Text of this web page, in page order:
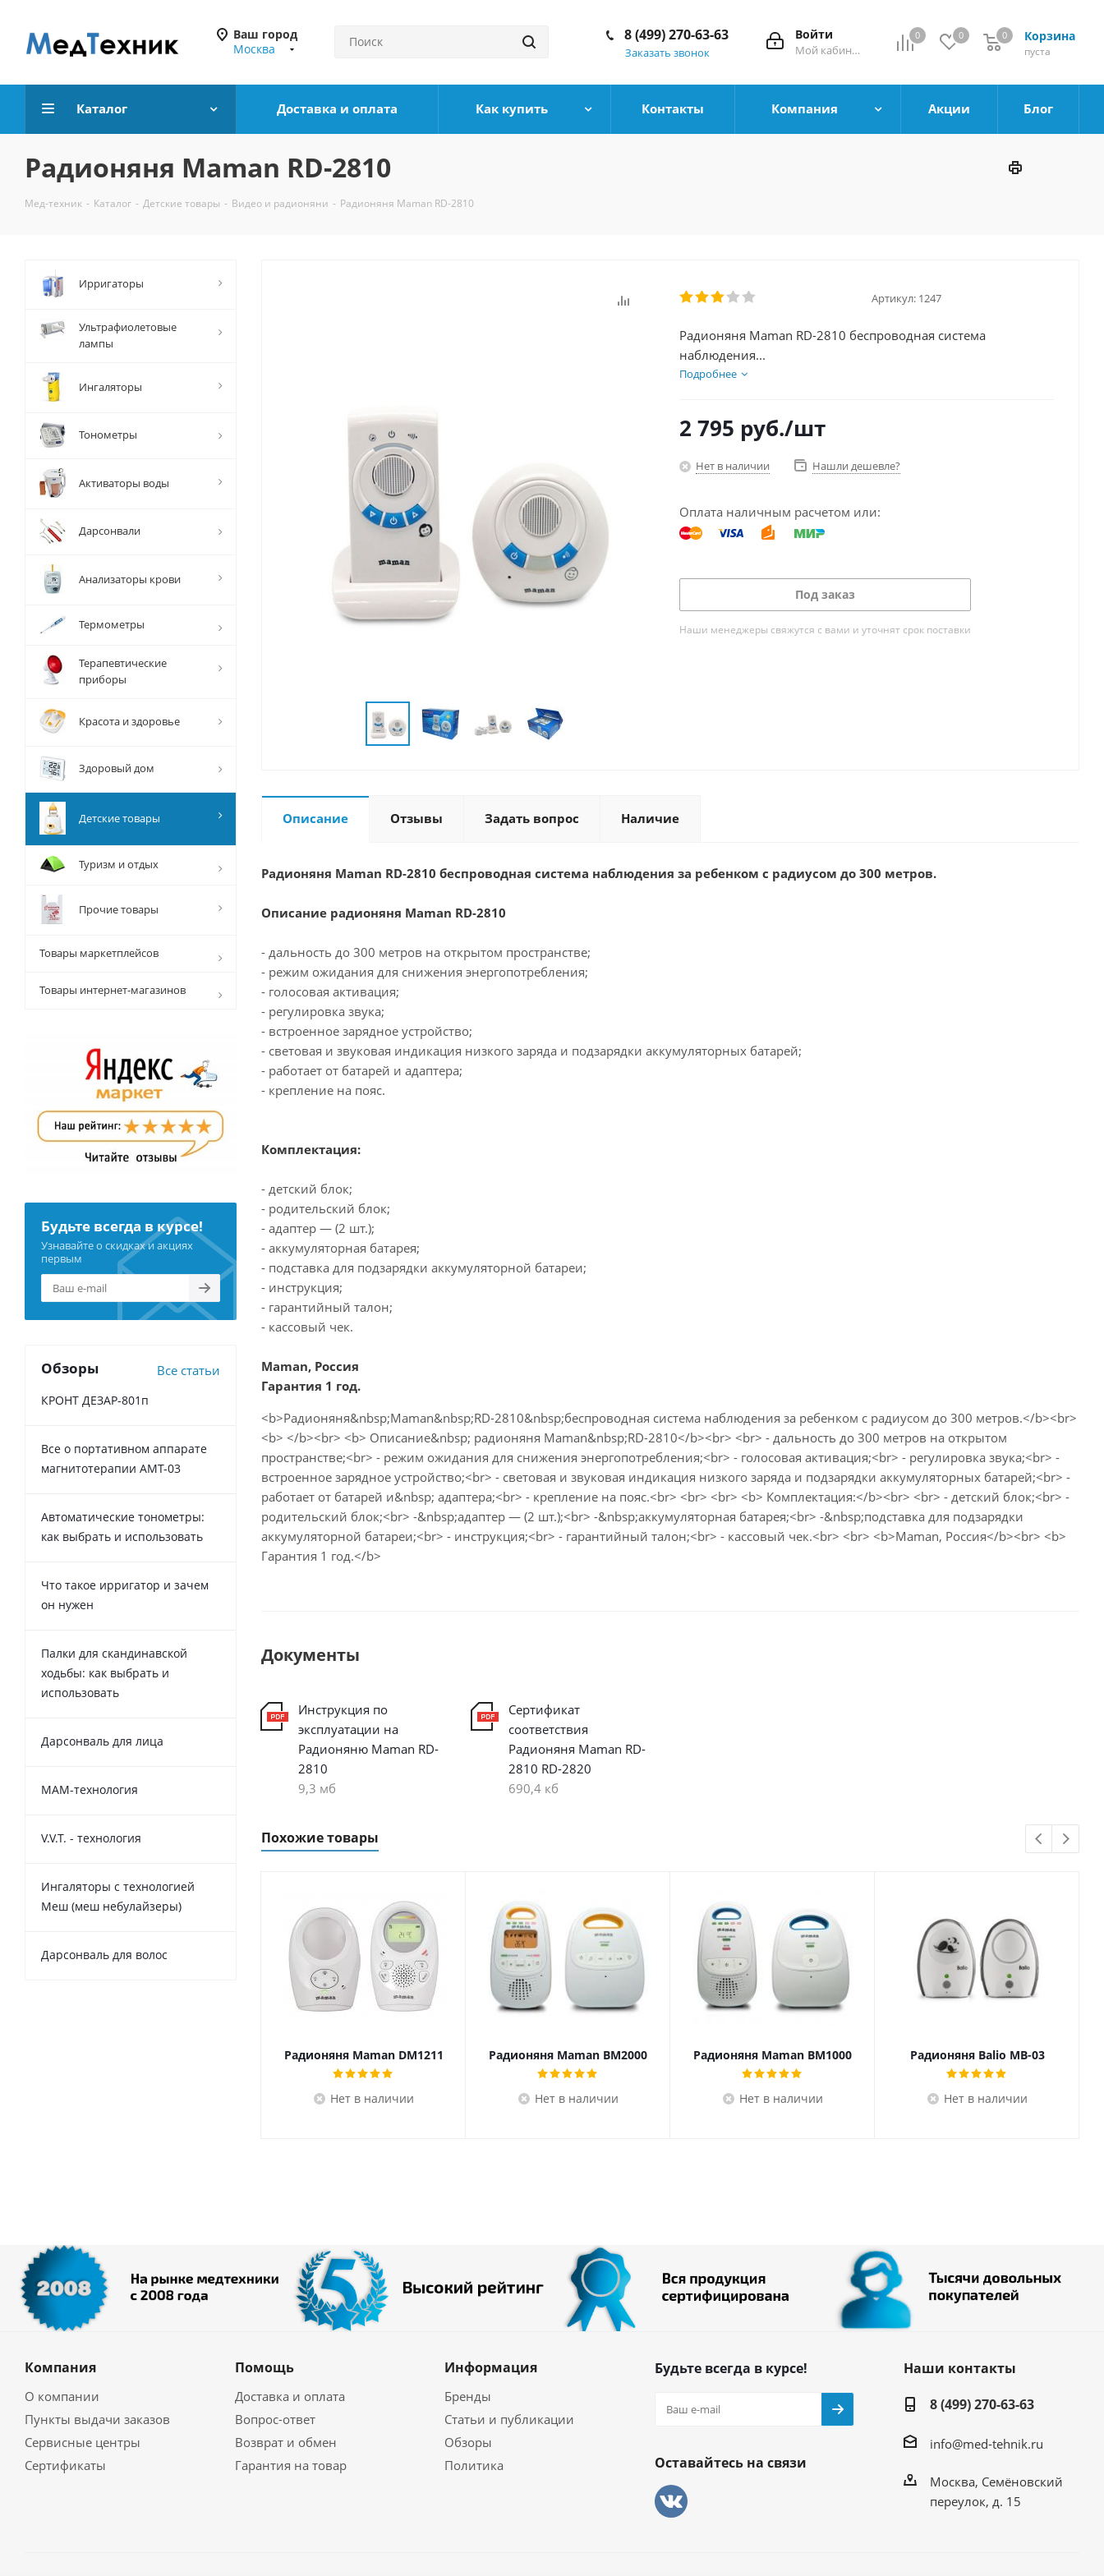
Ваш город
Москва
0 0 Корзина
0
пуста
0
Войти
Мой кабинет
8 (499) 270-63-63
Заказать звонок
Каталог Доставка и оплата Как купить Контакты Компания Акции Блог
Радионяня Maman RD-2810
Мед-техник - Каталог - Детские товары - Видео и радионяни - Радионяня Maman RD-2810
Артикул: 1247
Радионяня Maman RD-2810 беспроводная система
наблюдения...
Подробнее
2 795 руб./шт
Нет в наличии Нашли дешевле?
Оплата наличным расчетом или:
Под заказ
Наши менеджеры свяжутся с вами и уточнят срок поставки
Описание Отзывы Задать вопрос Наличие
Радионяня Maman RD-2810 беспроводная система наблюдения за ребенком с радиусом до 300 метров.
Описание радионяня Maman RD-2810
- дальность до 300 метров на открытом пространстве;
- режим ожидания для снижения энергопотребления;
- голосовая активация;
- регулировка звука;
- встроенное зарядное устройство;
- световая и звуковая индикация низкого заряда и подзарядки аккумуляторных батарей;
- работает от батарей и адаптера;
- крепление на пояс.
Комплектация:
- детский блок;
- родительский блок;
- адаптер — (2 шт.);
- аккумуляторная батарея;
- подставка для подзарядки аккумуляторной батареи;
- инструкция;
- гарантийный талон;
- кассовый чек.
Maman, Россия
Гарантия 1 год.
<b>Радионяня&nbsp;Maman&nbsp;RD-2810&nbsp;беспроводная система наблюдения за ребенком с радиусом до 300 метров.</b><br>
<b> </b><br> <b> Описание&nbsp; радионяня Maman&nbsp;RD-2810</b><br> <br> - дальность до 300 метров на открытом
пространстве;<br> - режим ожидания для снижения энергопотребления;<br> - голосовая активация;<br> - регулировка звука;<br> -
встроенное зарядное устройство;<br> - световая и звуковая индикация низкого заряда и подзарядки аккумуляторных батарей;<br> -
работает от батарей и&nbsp; адаптера;<br> - крепление на пояс.<br> <br> <br> <b> Комплектация:</b><br> <br> - детский блок;<br> -
родительский блок;<br> -&nbsp;адаптер — (2 шт.);<br> -&nbsp;аккумуляторная батарея;<br> -&nbsp;подставка для подзарядки
аккумуляторной батареи;<br> - инструкция;<br> - гарантийный талон;<br> - кассовый чек.<br> <br> <b>Maman, Россия</b><br> <b>
Гарантия 1 год.</b>
Документы
Инструкция по
эксплуатации на
Радионяню Maman RD-
2810
9,3 мб
Cертификат
соответствия
Радионяня Maman RD-
2810 RD-2820
690,4 кб
Похожие товары
Радионяня Maman DM1211
Нет в наличии
Радионяня Maman BM2000
Нет в наличии
Радионяня Maman BM1000
Нет в наличии
Радионяня Balio MB-03
Нет в наличии
Ирригаторы
Ультрафиолетовые
лампы
Ингаляторы
Тонометры
Активаторы воды
Дарсонвали
Анализаторы крови
Термометры
Терапевтические
приборы
Красота и здоровье
Здоровый дом
Детские товары
Туризм и отдых
Прочие товары
Товары маркетплейсов
Товары интернет-магазинов
Будьте всегда в курсе!
Узнавайте о скидках и акциях
первым
Обзоры Все статьи
КРОНТ ДЕЗАР-801п
Все о портативном аппарате
магнитотерапии АМТ-03
Автоматические тонометры:
как выбрать и использовать
Что такое ирригатор и зачем
он нужен
Палки для скандинавской
ходьбы: как выбрать и
использовать
Дарсонваль для лица
MAM-технология
V.V.T. - технология
Ингаляторы с технологией
Меш (меш небулайзеры)
Дарсонваль для волос
Компания
О компании
Пункты выдачи заказов
Сервисные центры
Сертификаты
Помощь
Доставка и оплата
Вопрос-ответ
Возврат и обмен
Гарантия на товар
Информация
Бренды
Статьи и публикации
Обзоры
Политика
Будьте всегда в курсе!
Оставайтесь на связи
Наши контакты
8 (499) 270-63-63
info@med-tehnik.ru
Москва, Семёновский
переулок, д. 15